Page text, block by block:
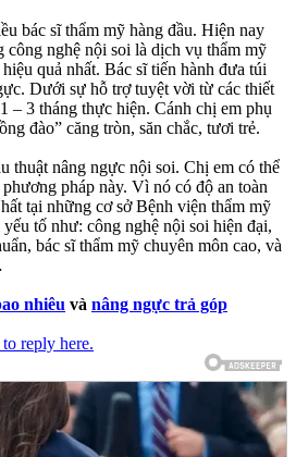
bác sĩ thẩm mỹ hàng đầu. Hiện nay
công nghệ nội soi là dịch vụ thẩm mỹ
quả nhất. Bác sĩ tiến hành đưa túi
Dưới sự hỗ trợ tuyệt vời từ các thiết
– 3 tháng thực hiện. Cánh chị em phụ
đào” căng tròn, săn chắc, tươi trẻ.
thuật nâng ngực nội soi. Chị em có thể
pháp này. Vì nó có độ an toàn
tại những cơ sở Bệnh viện thẩm mỹ
tố như: công nghệ nội soi hiện đại,
bác sĩ thẩm mỹ chuyên môn cao, và
nhiêu và nâng ngực trả góp
reply here.